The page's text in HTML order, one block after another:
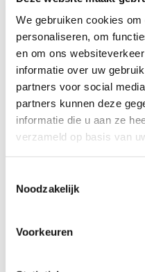
We gebruiken cookies
personaliseren, om
en om ons
informatie over uw
partners voor social
partners kunnen deze
informatie die u aan ze
verzameld op basis van
Noodzakelijk
Voorkeuren
locatie of bij uw medewerker
Het doel van de intake is:
Uitvragen van
Het formuleren van
Doelen meetbaar en
Een eerste plan van
Een rapportage aan de
het plan van aanpak/
de duur van het traject aan.